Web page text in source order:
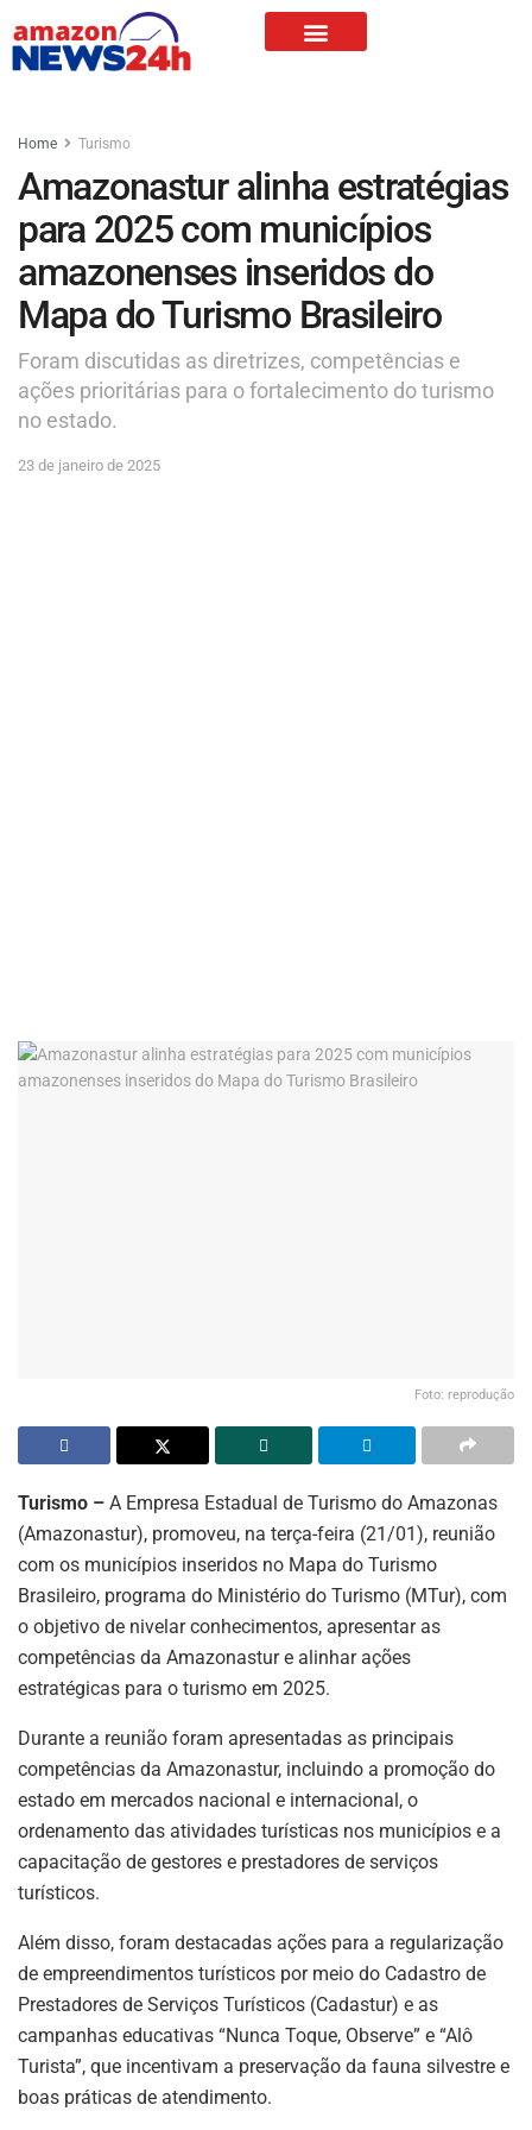
Home Turismo
Amazonastur alinha estratégias
para 2025 com municípios
amazonenses inseridos do
Mapa do Turismo Brasileiro
Foram discutidas as diretrizes, competências e
ações prioritárias para o fortalecimento do turismo
no estado.
23 de janeiro de 2025
Foto: reprodução
Turismo – A Empresa Estadual de Turismo do Amazonas
(Amazonastur), promoveu, na terça-feira (21/01), reunião
com os municípios inseridos no Mapa do Turismo
Brasileiro, programa do Ministério do Turismo (MTur), com
o objetivo de nivelar conhecimentos, apresentar as
competências da Amazonastur e alinhar ações
estratégicas para o turismo em 2025.
Durante a reunião foram apresentadas as principais
competências da Amazonastur, incluindo a promoção do
estado em mercados nacional e internacional, o
ordenamento das atividades turísticas nos municípios e a
capacitação de gestores e prestadores de serviços
turísticos.
Além disso, foram destacadas ações para a regularização
de empreendimentos turísticos por meio do Cadastro de
Prestadores de Serviços Turísticos (Cadastur) e as
campanhas educativas “Nunca Toque, Observe” e “Alô
Turista”, que incentivam a preservação da fauna silvestre e
boas práticas de atendimento.